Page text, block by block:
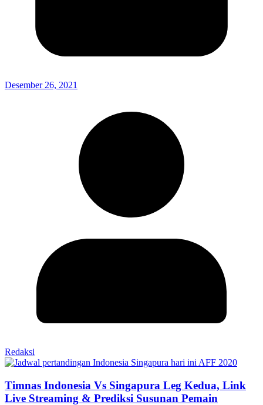
Desember 26, 2021
Redaksi
Timnas Indonesia Vs Singapura Leg Kedua, Link
Live Streaming & Prediksi Susunan Pemain